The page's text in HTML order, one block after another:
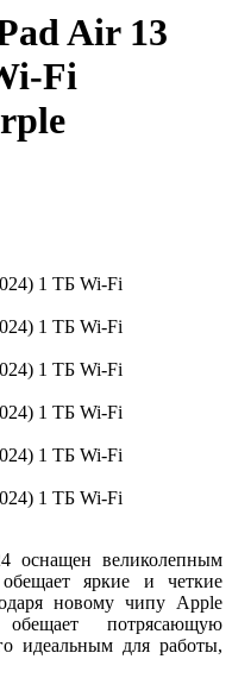
Air 13
Fi
оснащен великолепным
яркие и четкие
новому чипу Apple
потрясающую
идеальным для работы,